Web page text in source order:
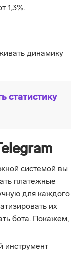
1,3%.
динамику
статистику
системой вы
платежные
для каждого
их
бота. Покажем,
инструмент